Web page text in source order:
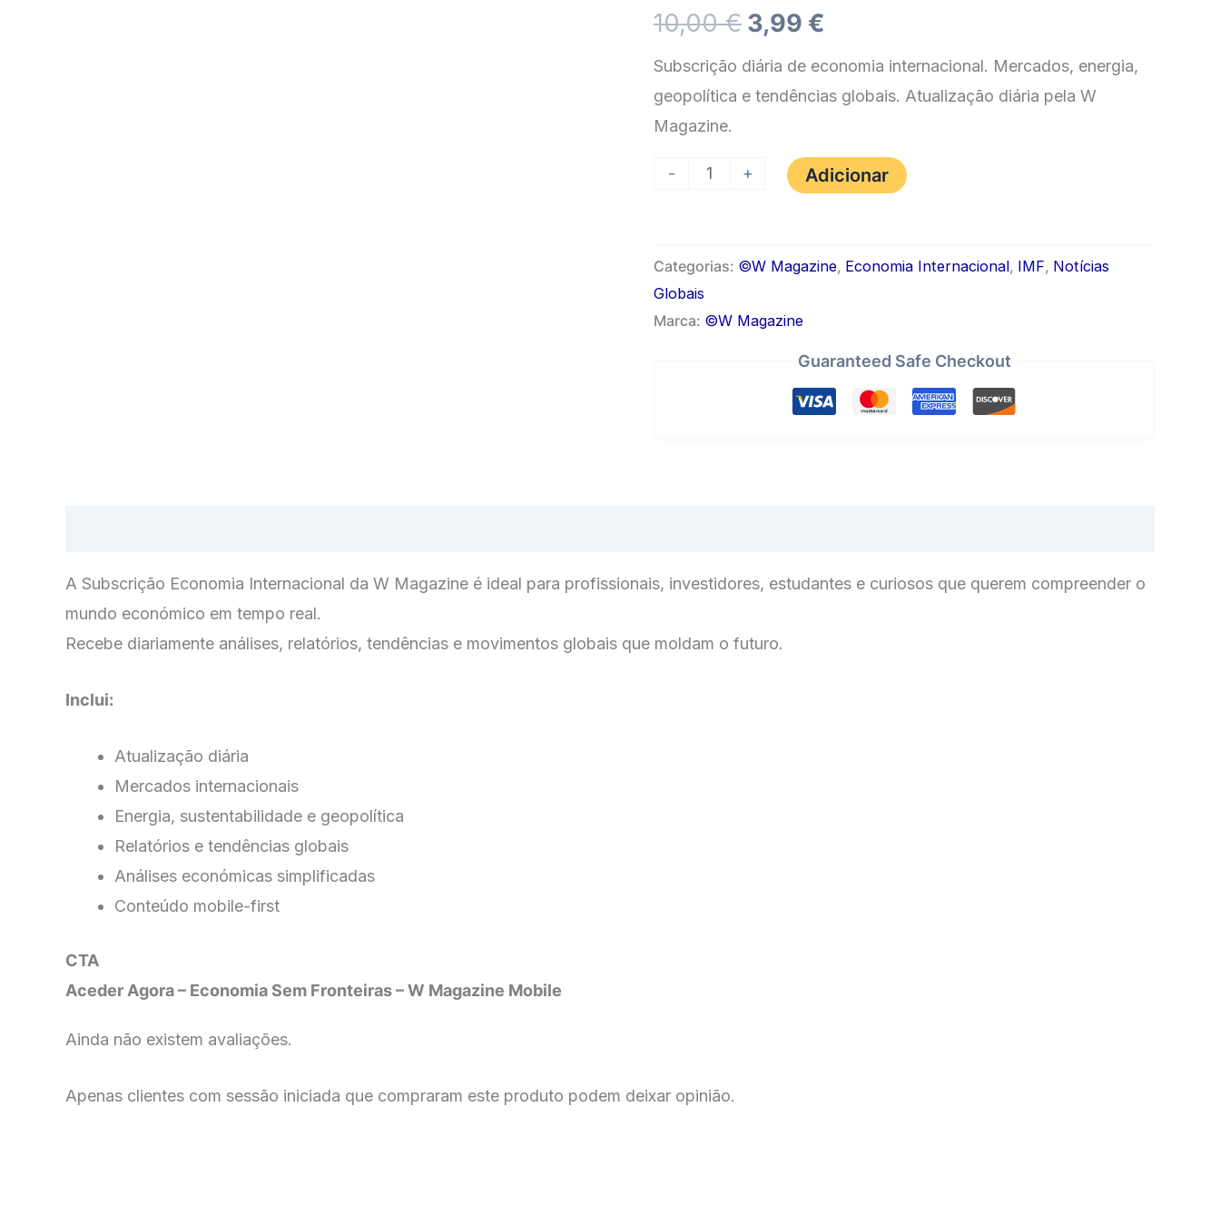
10,00€ O
preço
era:
10,00 €.
3,99 €
preço
atual
é:
3,99 €.
Subscrição diária de economia internacional. Mercados, energia,
geopolítica e tendências globais. Atualização diária pela W
Magazine.
-
Quantidade
Internacional
–
Atualização
+ Adicionar
Categorias: ©️W Magazine, Economia Internacional, IMF, Notícias
Globais
Marca: ©W Magazine
Guaranteed Safe Checkout
A Subscrição Economia Internacional da W Magazine é ideal para profissionais, investidores, estudantes e curiosos que querem compreender o
mundo económico em tempo real.
Recebe diariamente análises, relatórios, tendências e movimentos globais que moldam o futuro.
Inclui:
Atualização diária
Mercados internacionais
Energia, sustentabilidade e geopolítica
Relatórios e tendências globais
Análises económicas simplificadas
Conteúdo mobile-first
CTA
Aceder Agora – Economia Sem Fronteiras – W Magazine Mobile
Ainda não existem avaliações.
Apenas clientes com sessão iniciada que compraram este produto podem deixar opinião.